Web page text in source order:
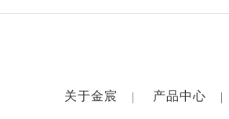
关于金宸 产品中心